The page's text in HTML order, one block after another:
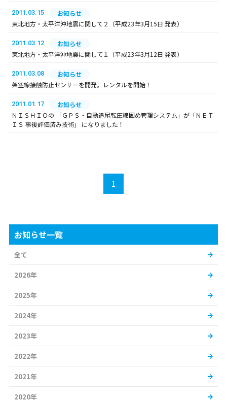
2011.03.15
お知らせ
東北地方・太平洋沖地震に関して２（平成23年3月15日 発表）
2011.03.12
お知らせ
東北地方・太平洋沖地震に関して１（平成23年3月12日 発表）
2011.03.08
お知らせ
架空線接触防止センサーを開発。レンタルを開始！
2011.01.17
お知らせ
ＮＩＳＨＩＯの 「ＧＰＳ・自動追尾転圧締固め管理システム」が「ＮＥＴ
ＩＳ 事後評価済み技術」 になりました！
1
お知らせ一覧
全て
2026年
2025年
2024年
2023年
2022年
2021年
2020年